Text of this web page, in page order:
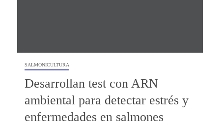
SALMONICULTURA
Desarrollan test con ARN
ambiental para detectar estrés y
enfermedades en salmones